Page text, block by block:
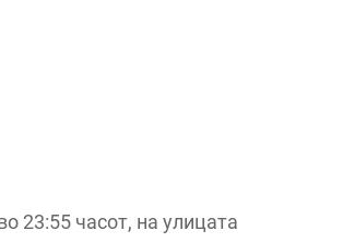
23:55 часот, на улицата